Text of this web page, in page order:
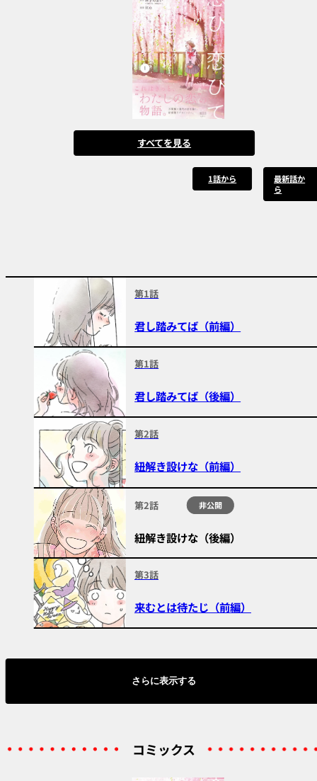
すべてを見る
1話から 最新話か
ら
第1話
君し踏みてば（前編）
第1話
君し踏みてば（後編）
第2話
紐解き設けな（前編）
第2話 非公開
紐解き設けな（後編）
第3話
来むとは待たじ（前編）
さらに表示する
コミックス